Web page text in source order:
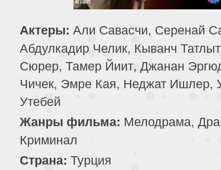
Актеры: Али Савасчи, Серенай
Абдулкадир Челик, Кыванч
Сюрер, Тамер Йиит, Джанан
Чичек, Эмре Кая, Неджат Ишлер,
Утебей
Жанры фильма: Мелодрама,
Криминал
Страна: Турция